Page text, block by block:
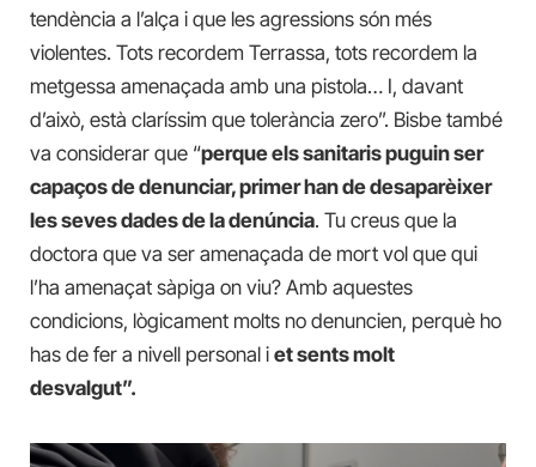
tendència a l’alça i que les agressions són més
violentes. Tots recordem Terrassa, tots recordem la
metgessa amenaçada amb una pistola… I, davant
d’això, està claríssim que tolerància zero”. Bisbe també
va considerar que “perque els sanitaris puguin ser
capaços de denunciar, primer han de desaparèixer
les seves dades de la denúncia. Tu creus que la
doctora que va ser amenaçada de mort vol que qui
l’ha amenaçat sàpiga on viu? Amb aquestes
condicions, lògicament molts no denuncien, perquè ho
has de fer a nivell personal i et sents molt
desvalgut”.